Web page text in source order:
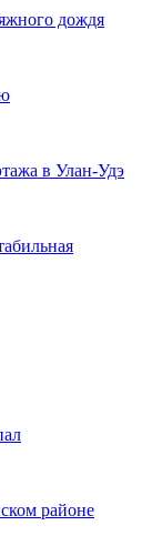
дождя
в Улан-Удэ
районе